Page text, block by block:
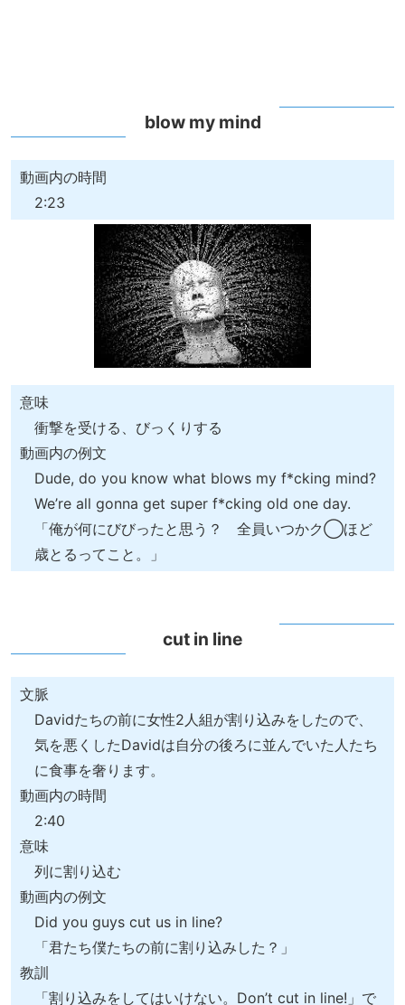
blow my mind
動画内の時間
2:23
意味
衝撃を受ける、びっくりする
動画内の例文
Dude, do you know what blows my f*cking mind?
We’re all gonna get super f*cking old one day.
「俺が何にびびったと思う？ 全員いつかク◯ほど
歳とるってこと。」
cut in line
文脈
Davidたちの前に女性2人組が割り込みをしたので、
気を悪くしたDavidは自分の後ろに並んでいた人たち
に食事を奢ります。
動画内の時間
2:40
意味
列に割り込む
動画内の例文
Did you guys cut us in line?
「君たち僕たちの前に割り込みした？」
教訓
「割り込みをしてはいけない。Don’t cut in line!」で